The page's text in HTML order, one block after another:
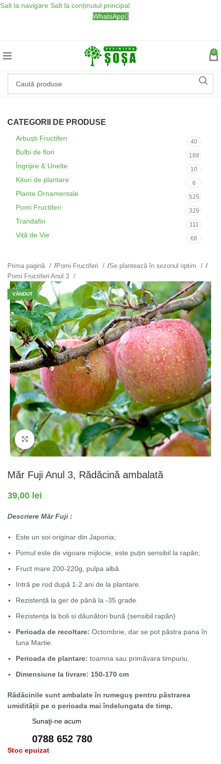
Salt la navigare Salt la conținutul principal
WhatsApp
0
CATEGORII DE PRODUSE
Arbuști Fructiferi 40
Bulbi de flori 188
Îngrijire & Unelte 10
Kituri de plantare 6
Plante Ornamentale 525
Pomi Fructiferi 329
Trandafiri 111
Viță de Vie 68
Prima pagină /Pomi Fructiferi /Se plantează în sezonul optim
/
Pomi Fructiferi Anul 3
VÂNDUT
Fă clic pentru a mări
Măr Fuji Anul 3, Rădăcină ambalată
39,00 lei
Descriere Măr Fuji :
Este un soi originar din Japonia;
Pomul este de vigoare mijlocie, este puțin sensibil la rapăn;
Fruct mare 200-220g, pulpa albă.
Intră pe rod după 1-2 ani de la plantare.
Rezistență la ger de până la -35 grade.
Rezistența la boli si dăunători bună (sensibil rapăn)
Perioada de recoltare: Octombrie, dar se pot păstra pana în
luna Martie.
Perioada de plantare: toamna sau primăvara timpuriu.
Dimensiune la livrare: 150-170 cm
Rădăcinile sunt ambalate în rumeguș pentru păstrarea
umidității pe o perioada mai îndelungata de timp.
Sunaţi-ne acum
0788 652 780
Stoc epuizat